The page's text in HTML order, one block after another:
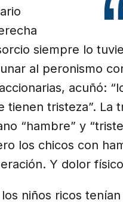
siempre lo
al peronismo
acuñó:
tienen tristeza”. La
“hambre” y
los chicos con
Y dolor
niños ricos